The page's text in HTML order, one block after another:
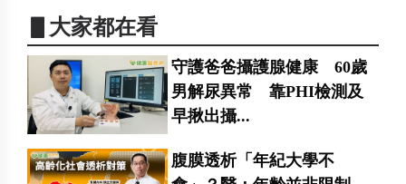
▋大家都在看
守護爸爸攝護腺健康 60歲
男解尿異常 靠PHI檢測及
早揪出攝...
腹膜透析「年紀大學不